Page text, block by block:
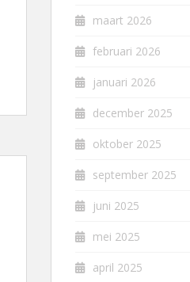
maart 2026
februari 2026
januari 2026
december 2025
oktober 2025
september 2025
juni 2025
mei 2025
april 2025